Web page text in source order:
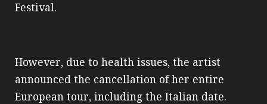
Festival.
However, due to health issues, the artist
announced the cancellation of her entire
European tour, including the Italian date.